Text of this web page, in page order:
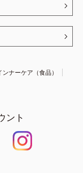
ンナーケア（食品）
ント